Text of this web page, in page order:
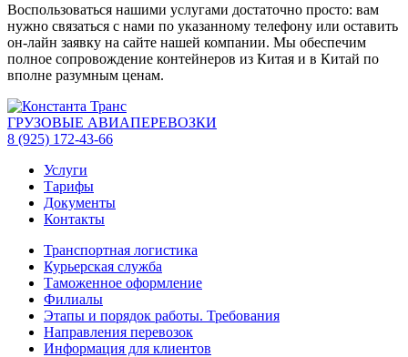
Воспользоваться нашими услугами достаточно просто: вам
нужно связаться с нами по указанному телефону или оставить
он-лайн заявку на сайте нашей компании. Мы обеспечим
полное сопровождение контейнеров из Китая и в Китай по
вполне разумным ценам.
ГРУЗОВЫЕ АВИАПЕРЕВОЗКИ
8 (925) 172-43-66
Услуги
Тарифы
Документы
Контакты
Транспортная логистика
Курьерская служба
Таможенное оформление
Филиалы
Этапы и порядок работы. Требования
Направления перевозок
Информация для клиентов